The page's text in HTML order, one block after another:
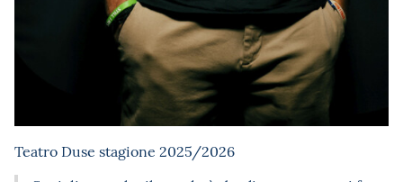
Teatro Duse stagione 2025/2026